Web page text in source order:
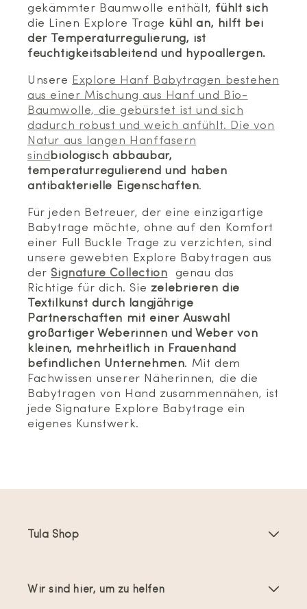
gekämmter Baumwolle enthält, fühlt sich
die Linen Explore Trage kühl an, hilft bei
der Temperaturregulierung, ist
feuchtigkeitsableitend und hypoallergen.
Unsere Explore Hanf Babytragen bestehen
aus einer Mischung aus Hanf und Bio-
Baumwolle, die gebürstet ist und sich
dadurch robust und weich anfühlt. Die von
Natur aus langen Hanffasern
sind biologisch abbaubar,
temperaturregulierend und haben
antibakterielle Eigenschaften.
Für jeden Betreuer, der eine einzigartige
Babytrage möchte, ohne auf den Komfort
einer Full Buckle Trage zu verzichten, sind
unsere gewebten Explore Babytragen aus
der Signature Collection genau das
Richtige für dich. Sie zelebrieren die
Textilkunst durch langjährige
Partnerschaften mit einer Auswahl
großartiger Weberinnen und Weber von
kleinen, mehrheitlich in Frauenhand
befindlichen Unternehmen. Mit dem
Fachwissen unserer Näherinnen, die die
Babytragen von Hand zusammennähen, ist
jede Signature Explore Babytrage ein
eigenes Kunstwerk.
Tula Shop
Wir sind hier, um zu helfen